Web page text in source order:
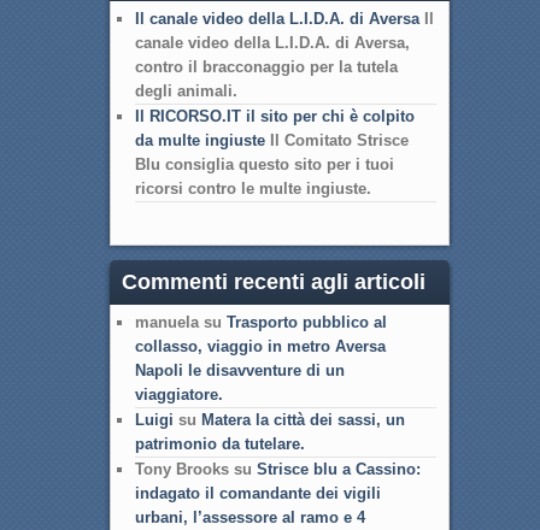
Il canale video della L.I.D.A. di AversaIl
canale video della L.I.D.A. di Aversa,
contro il bracconaggio per la tutela
degli animali.
Il RICORSO.IT il sito per chi è colpito
da multe ingiusteIl Comitato Strisce
Blu consiglia questo sito per i tuoi
ricorsi contro le multe ingiuste.
Commenti recenti agli articoli
manuela su Trasporto pubblico al
collasso, viaggio in metro Aversa
Napoli le disavventure di un
viaggiatore.
Luigi su Matera la città dei sassi, un
patrimonio da tutelare.
Tony Brooks su Strisce blu a Cassino:
indagato il comandante dei vigili
urbani, l’assessore al ramo e 4